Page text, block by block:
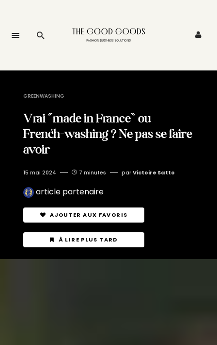
GREENWASHING
Vrai “made in France” ou
French-washing ? Ne pas se faire
avoir
15 mai 2024 7 minutes parVictoire Satto
article partenaire
AJOUTER AUX FAVORIS
À LIRE PLUS TARD